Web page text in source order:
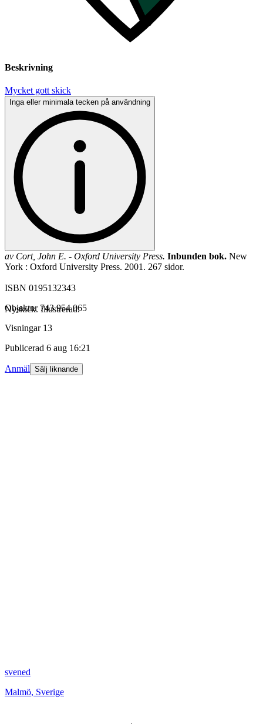
Beskrivning
Mycket gott skick
Inga eller minimala tecken på användning
av Cort, John E. - Oxford University Press. Inbunden bok. New
York : Oxford University Press. 2001. 267 sidor.
ISBN 0195132343
Nyskick. Illustrerad.
Objektnr 743 954 065
Visningar 13
Publicerad 6 aug 16:21
Anmäl Sälj liknande
svened
Malmö, Sverige